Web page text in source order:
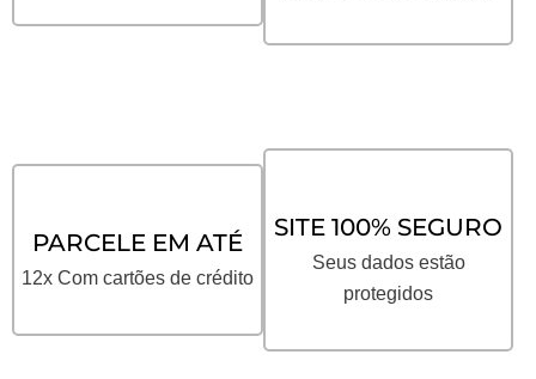
PARCELE EM ATÉ
12x Com cartões de crédito
SITE 100% SEGURO
Seus dados estão
protegidos